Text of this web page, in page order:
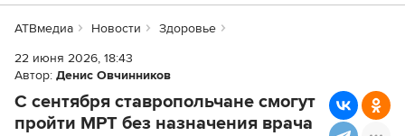
АТВмедиа Новости
Здоровье
22 июня 2026, 18:43
Автор: Денис Овчинников
С сентября ставропольчане смогут
пройти МРТ без назначения врача